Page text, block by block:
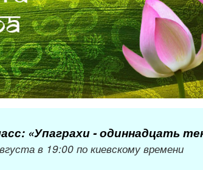
«Упаграхи - одиннадцать
в 19:00 по киевскому времени